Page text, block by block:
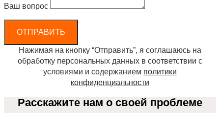
Ваш вопрос
ОТПРАВИТЬ
Нажимая на кнопку “Отправить”, я соглашаюсь на
обработку персональных данных в соответствии с
условиями и содержанием политики
конфиденциальности
Расскажите нам о своей проблеме